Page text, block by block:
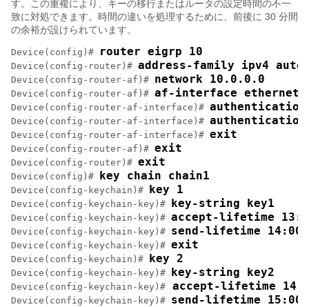
す。この重複により、キーの移行またはルータの設定時間の不一
致に対処できます。時間の違いを処理するために、前後に 30 分間
の余裕が設けられています。
Device(config)# router eigrp 10
Device(config-router)# address-family ipv4
Device(config-router-af)# network 10.0.0.0
Device(config-router-af)# af-interface
Device(config-router-af-interface)#
Device(config-router-af-interface)# authentication
Device(config-router-af-interface)# exit
Device(config-router-af)# exit
Device(config-router)# exit
Device(config)# key chain chain1
Device(config-keychain)# key 1
Device(config-keychain-key)# key-string key1
Device(config-keychain-key)# accept-lifetime
Device(config-keychain-key)# send-lifetime
Device(config-keychain-key)# exit
Device(config-keychain)# key 2
Device(config-keychain-key)# key-string key2
Device(config-keychain-key)# accept-lifetime
Device(config-keychain-key)# send-lifetime